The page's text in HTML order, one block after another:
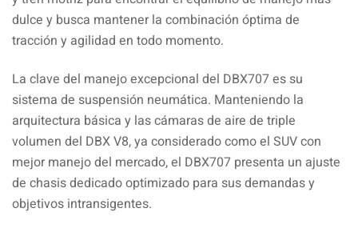
dulce y busca mantener la combinación óptima de
tracción y agilidad en todo momento.
La clave del manejo excepcional del DBX707 es su
sistema de suspensión neumática. Manteniendo la
arquitectura básica y las cámaras de aire de triple
volumen del DBX V8, ya considerado como el SUV con
mejor manejo del mercado, el DBX707 presenta un ajuste
de chasis dedicado optimizado para sus demandas y
objetivos intransigentes.